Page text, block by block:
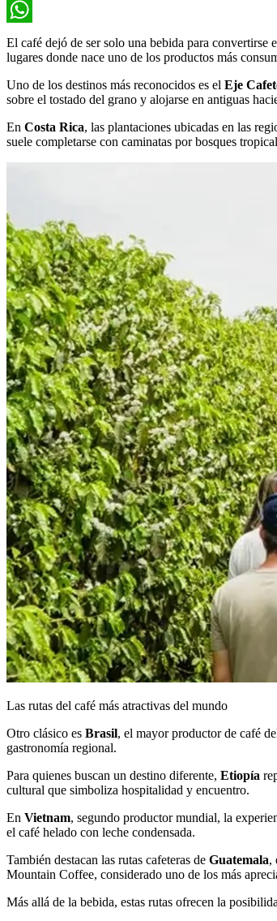
Twitter
WhatsApp
El café dejó de ser solo una bebida para convertirse
lugares donde nace uno de los productos más
Uno de los destinos más reconocidos es el Eje
sobre el tostado del grano y alojarse en antiguas
En Costa Rica, las plantaciones ubicadas en las
suele completarse con caminatas por bosques
Las rutas del café más atractivas del mundo
Otro clásico es Brasil, el mayor productor de café
gastronomía regional.
Para quienes buscan un destino diferente, Etiopía
cultural que simboliza hospitalidad y encuentro.
En Vietnam, segundo productor mundial, la
el café helado con leche condensada.
También destacan las rutas cafeteras de Guatemala,
Mountain Coffee, considerado uno de los más
Más allá de la bebida, estas rutas ofrecen la